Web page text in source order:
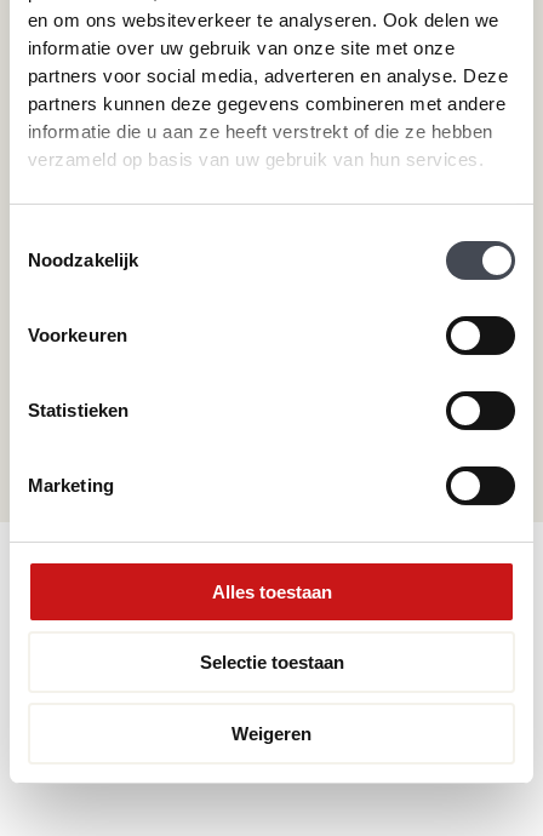
en om ons websiteverkeer te analyseren. Ook delen we
informatie over uw gebruik van onze site met onze
partners voor social media, adverteren en analyse. Deze
partners kunnen deze gegevens combineren met andere
informatie die u aan ze heeft verstrekt of die ze hebben
verzameld op basis van uw gebruik van hun services.
Noodzakelijk
Voorkeuren
Statistieken
Marketing
Alles toestaan
Selectie toestaan
Weigeren
Merken
Pvc-vloeren van Forbo
Pvc-vloeren van Moduleo
Pvc-vloeren van Tarkett
Therdex
Service
Schoonmaken
Pvc-vloer laten leggen
Toplaag pvc vloer
Wat is pvc
Hulp nodig?
Neem direct contact met ons op.
© 2026 Premium Vloeren / Privacy verklaring / Voorwaarden
/